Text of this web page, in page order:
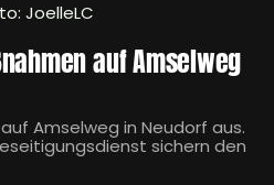
JoelleLC
auf Amselweg
Amselweg in Neudorf aus.
sichern den